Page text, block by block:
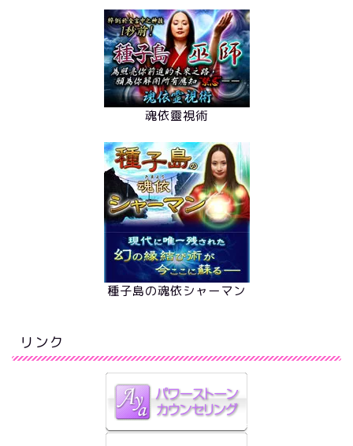
魂依靈視術
種子島の魂依シャーマン
リンク